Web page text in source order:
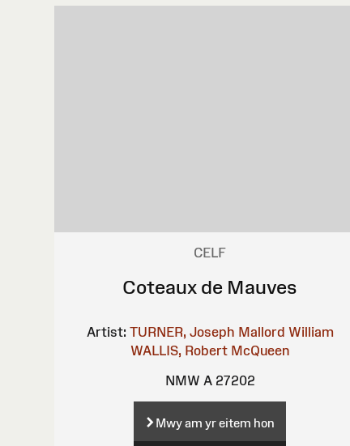
CELF
Coteaux de Mauves
Artist: TURNER, Joseph Mallord William
WALLIS, Robert McQueen
NMW A 27202
Mwy am yr eitem hon